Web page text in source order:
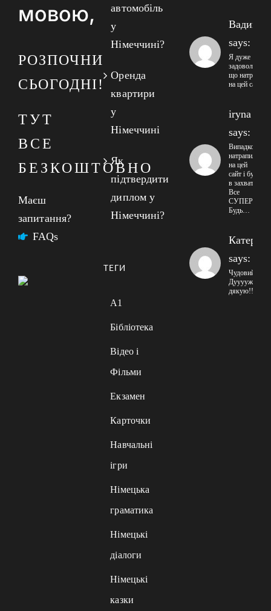
мовою,
РОЗПОЧНИ
СЬОГОДНІ!
ТУТ
ВСЕ
БЕЗКОШТОВНО
Маєш
запитання?
FAQs
автомобіль
у
Німеччині?
Оренда
квартири
у
Німеччині
Як
підтвердити
диплом у
Німеччині?
ТЕГИ
A1
Бібліотека
Відео і
Фільми
Екзамен
Карточки
Навчальні
ігри
Німецька
граматика
Німецькі
діалоги
Німецькі
казки
Вадим
says:
Я дуже
задоволений
що натрапив
на цей сайт
iryna
says:
Випадково
натрапила
на цей
сайт і була
в захваті!
Все
СУПЕР!
Будь…
says:
Чудовий
Дууууже
дякую!!!